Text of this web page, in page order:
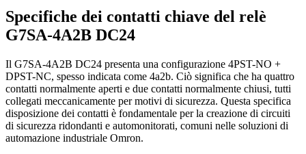
Specifiche dei contatti chiave del relè
G7SA-4A2B DC24
Il G7SA-4A2B DC24 presenta una configurazione 4PST-NO +
DPST-NC, spesso indicata come 4a2b. Ciò significa che ha quattro
contatti normalmente aperti e due contatti normalmente chiusi, tutti
collegati meccanicamente per motivi di sicurezza. Questa specifica
disposizione dei contatti è fondamentale per la creazione di circuiti
di sicurezza ridondanti e automonitorati, comuni nelle soluzioni di
automazione industriale Omron.